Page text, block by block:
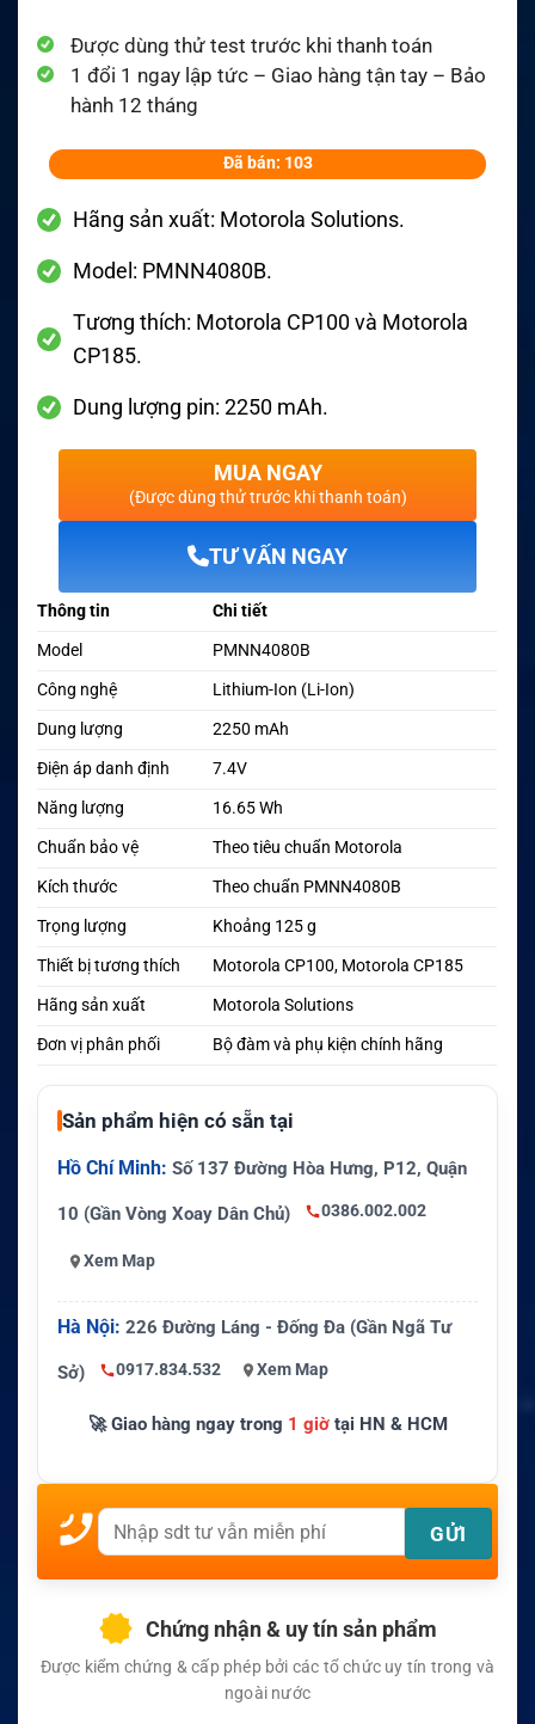
Được dùng thử test trước khi thanh toán
1 đổi 1 ngay lập tức – Giao hàng tận tay – Bảo
hành 12 tháng
Đã bán: 103
Hãng sản xuất: Motorola Solutions.
Model: PMNN4080B.
Tương thích: Motorola CP100 và Motorola
CP185.
Dung lượng pin: 2250 mAh.
MUA NGAY
(Được dùng thử trước khi thanh toán)
TƯ VẤN NGAY
Thông tin
Chi tiết
Model
PMNN4080B
Công nghệ
Lithium-Ion (Li-Ion)
Dung lượng
2250 mAh
Điện áp danh định
7.4V
Năng lượng
16.65 Wh
Chuẩn bảo vệ
Theo tiêu chuẩn Motorola
Kích thước
Theo chuẩn PMNN4080B
Trọng lượng
Khoảng 125 g
Thiết bị tương thích
Motorola CP100, Motorola CP185
Hãng sản xuất
Motorola Solutions
Đơn vị phân phối
Bộ đàm và phụ kiện chính hãng
Sản phẩm hiện có sẵn tại
Hồ Chí Minh: Số 137 Đường Hòa Hưng, P12, Quận
10 (Gần Vòng Xoay Dân Chủ) 0386.002.002
Xem Map
Hà Nội: 226 Đường Láng - Đống Đa (Gần Ngã Tư
Sở) 0917.834.532 Xem Map
🚀 Giao hàng ngay trong 1 giờtại HN & HCM
Chứng nhận & uy tín sản phẩm
Được kiểm chứng & cấp phép bởi các tổ chức uy tín trong và
ngoài nước